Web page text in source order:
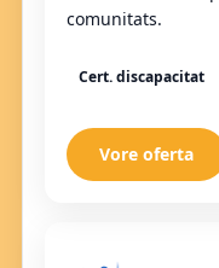
comunitats.
Cert. discapacitat
Vore oferta